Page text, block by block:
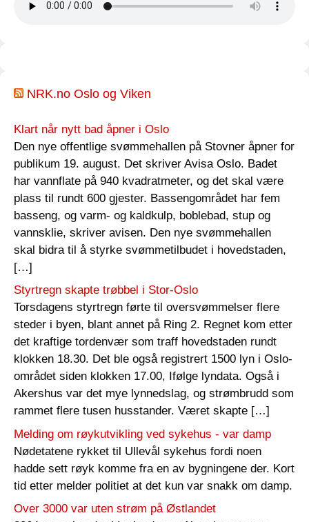
NRK.no Oslo og Viken
Klart når nytt bad åpner i Oslo
Den nye offentlige svømmehallen på Stovner åpner for
publikum 19. august. Det skriver Avisa Oslo. Badet
har vannflate på 940 kvadratmeter, og det skal være
plass til rundt 600 gjester. Bassengområdet har fem
basseng, og varm- og kaldkulp, boblebad, stup og
vannsklie, skriver avisen. Den nye svømmehallen
skal bidra til å styrke svømmetilbudet i hovedstaden,
[…]
Styrtregn skapte trøbbel i Stor-Oslo
Torsdagens styrtregn førte til oversvømmelser flere
steder i byen, blant annet på Ring 2. Regnet kom etter
det kraftige tordenvær som traff hovedstaden rundt
klokken 18.30. Det ble også registrert 1500 lyn i Oslo-
området siden klokken 17.00, Ifølge lyndata. Også i
Akershus var det mye lynnedslag, og strømbrudd som
rammet flere tusen husstander. Været skapte […]
Melding om røykutvikling ved sykehus - var damp
Nødetatene rykket til Ullevål sykehus fordi noen
hadde sett røyk komme fra en av bygningene der. Kort
tid etter melder politiet at det kun var snakk om damp.
Over 3000 var uten strøm på Østlandet